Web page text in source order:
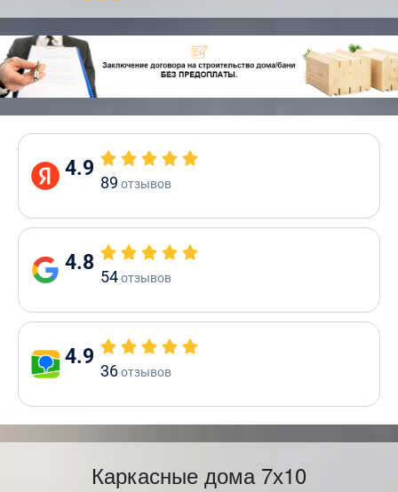
4.9
89 отзывов
4.8
54отзывов
4.9
36отзывов
Каркасные дома 7х10